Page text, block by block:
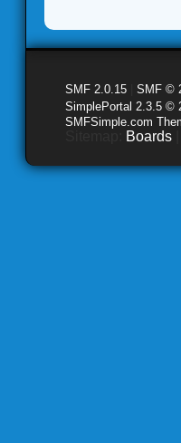
SMF 2.0.15 SMF ©
SimplePortal 2.3.5 ©
SMFSimple.com
Boards